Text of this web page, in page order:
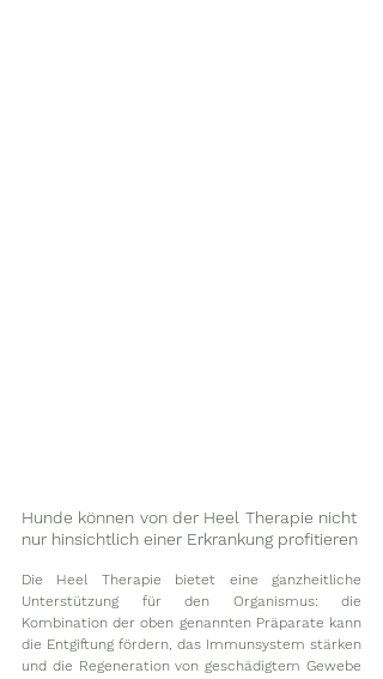
Hunde können von der Heel Therapie nicht
nur hinsichtlich einer Erkrankung profitieren
Die Heel Therapie bietet eine ganzheitliche
Unterstützung für den Organismus: die
Kombination der oben genannten Präparate kann
die Entgiftung fördern, das Immunsystem stärken
und die Regeneration von geschädigtem Gewebe